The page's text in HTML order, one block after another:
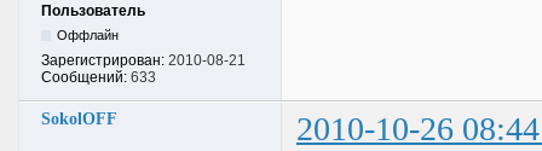
Пользователь
Оффлайн
Зарегистрирован: 2010-08-21
Сообщений: 633
SokolOFF 2010-10-26